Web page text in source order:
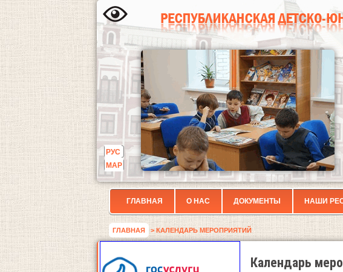
РУС
МАР
ГЛАВНАЯ О НАС ДОКУМЕНТЫ НАШИ
ГЛАВНАЯ > КАЛЕНДАРЬ МЕРОПРИЯТИЙ
Календарь